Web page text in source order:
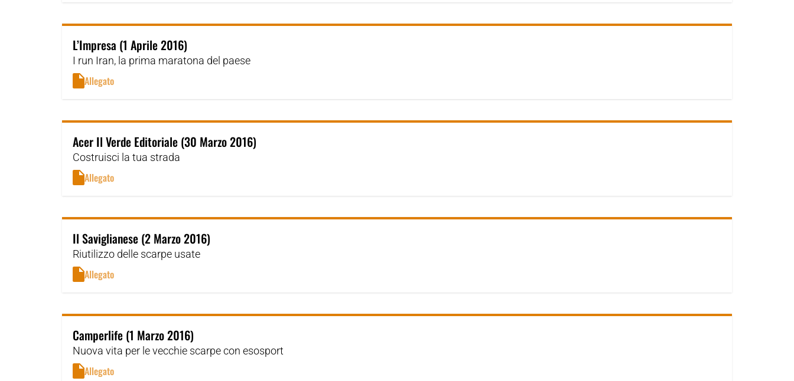
L’Impresa (1 Aprile 2016)
I run Iran, la prima maratona del paese
Allegato
Acer Il Verde Editoriale (30 Marzo 2016)
Costruisci la tua strada
Allegato
Il Saviglianese (2 Marzo 2016)
Riutilizzo delle scarpe usate
Allegato
Camperlife (1 Marzo 2016)
Nuova vita per le vecchie scarpe con esosport
Allegato